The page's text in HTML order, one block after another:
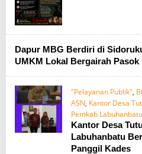
Dapur MBG Berdiri di
UMKM Lokal Bergairah Pasok
"Pelayanan Publik",
ASN, Kantor Desa
Pemkab Labuhanbatu
Kantor Desa
Labuhanbatu
Panggil Kades